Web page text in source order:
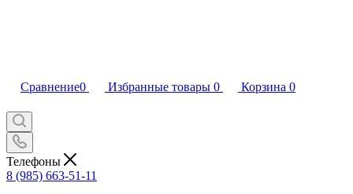
Сравнение0 Избранные товары 0 Корзина 0
Телефоны
8 (985) 663-51-11